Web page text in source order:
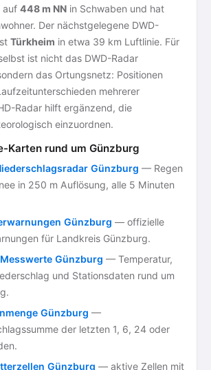
auf 448 m NN in Schwaben und hat
Der nächstgelegene DWD-
Türkheim in etwa 39 km Luftlinie. Für
ist nicht das DWD-Radar
das Ortungsnetz: Positionen
mehrerer
Radar hilft ergänzend, die
einzuordnen.
Karten rund um Günzburg
Günzburg — Regen
in 250 m Auflösung, alle 5 Minuten
Günzburg — offizielle
für Landkreis Günzburg.
Günzburg — Temperatur,
und Stationsdaten rund um
Günzburg —
der letzten 1, 6, 24 oder
Günzburg — aktive Zellen mit